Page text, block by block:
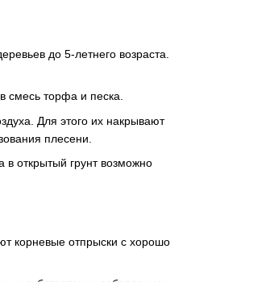
до 5-летнего возраста.
смесь торфа и песка.
Для этого их накрывают
плесени.
открытый грунт возможно
корневые отпрыски с хорошо